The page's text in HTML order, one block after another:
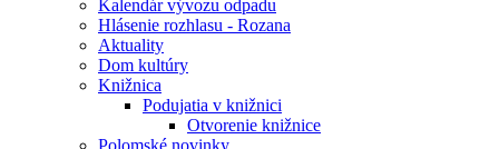
Kalendár vývozu odpadu
Hlásenie rozhlasu - Rozana
Aktuality
Dom kultúry
Knižnica
Podujatia v knižnici
Otvorenie knižnice
Polomské novinky